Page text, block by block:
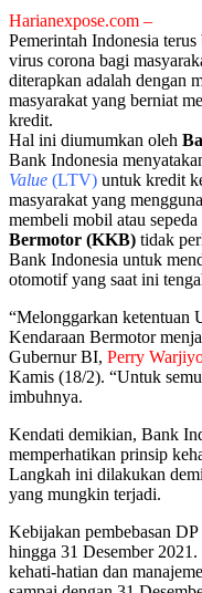
Harianexpose.com –
Pemerintah Indonesia
virus corona bagi
diterapkan adalah dengan
masyarakat yang berniat
kredit.
Hal ini diumumkan oleh
Bank Indonesia
Value (LTV) untuk kredit
masyarakat yang
membeli mobil atau
Bermotor (KKB) tidak
Bank Indonesia untuk
otomotif yang saat ini
“Melonggarkan ketentuan
Kendaraan Bermotor
Gubernur BI, Perry
Kamis (18/2). “Untuk
imbuhnya.
Kendati demikian, Bank
memperhatikan prinsip
Langkah ini dilakukan
yang mungkin terjadi.
Kebijakan pembebasan
hingga 31 Desember
kehati-hatian dan